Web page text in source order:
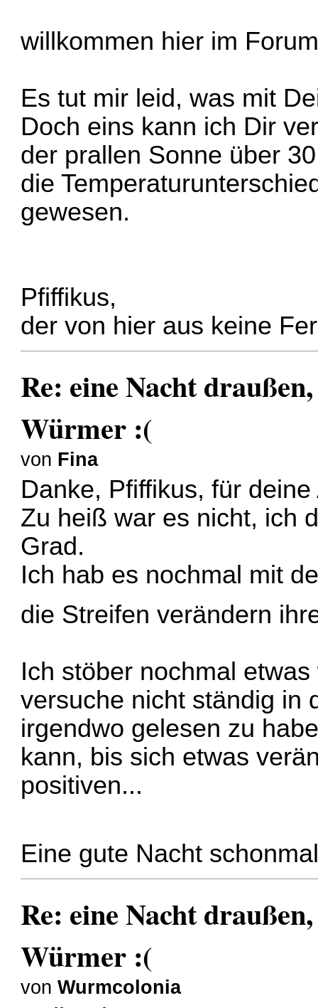
willkommen hier im
Es tut mir leid, was mit
Doch eins kann ich Dir
der prallen Sonne über
die
gewesen.
Pfiffikus,
der von hier aus keine
Re: eine Nacht
Würmer :(
von Fina
Danke, Pfiffikus, für
Zu heiß war es nicht, ich
Grad.
Ich hab es nochmal mit
die Streifen verändern
Ich stöber nochmal
versuche nicht ständig in
irgendwo gelesen zu
kann, bis sich etwas
positiven...
Eine gute Nacht
Re: eine Nacht
Würmer :(
vonWurmcolonia